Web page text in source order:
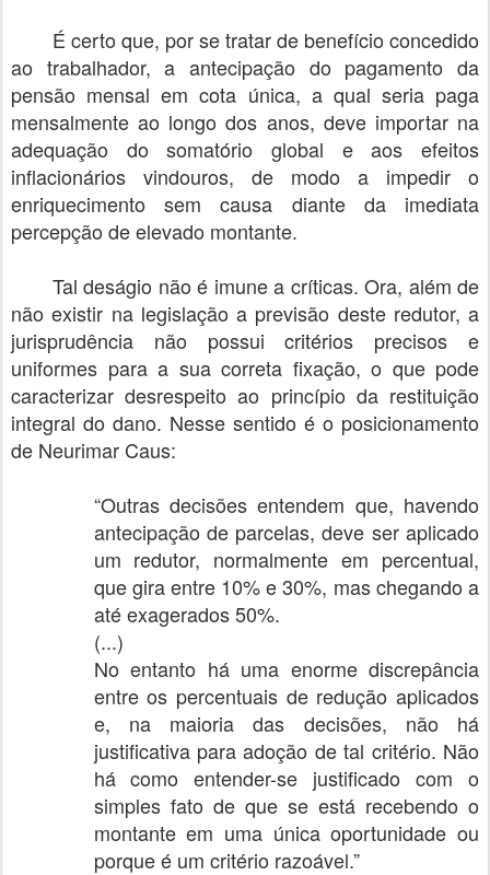
É certo que, por se tratar de benefício concedido
ao trabalhador, a antecipação do pagamento da
pensão mensal em cota única, a qual seria paga
mensalmente ao longo dos anos, deve importar na
adequação do somatório global e aos efeitos
inflacionários vindouros, de modo a impedir o
enriquecimento sem causa diante da imediata
percepção de elevado montante.
Tal deságio não é imune a críticas. Ora, além de
não existir na legislação a previsão deste redutor, a
jurisprudência não possui critérios precisos e
uniformes para a sua correta fixação, o que pode
caracterizar desrespeito ao princípio da restituição
integral do dano. Nesse sentido é o posicionamento
de Neurimar Caus:
“Outras decisões entendem que, havendo
antecipação de parcelas, deve ser aplicado
um redutor, normalmente em percentual,
que gira entre 10% e 30%, mas chegando a
até exagerados 50%.
(...)
No entanto há uma enorme discrepância
entre os percentuais de redução aplicados
e, na maioria das decisões, não há
justificativa para adoção de tal critério. Não
há como entender-se justificado com o
simples fato de que se está recebendo o
montante em uma única oportunidade ou
porque é um critério razoável.”